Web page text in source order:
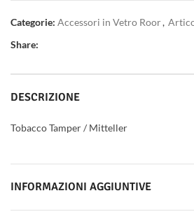
Categorie: Accessori in Vetro Roor,
Share:
DESCRIZIONE
Tobacco Tamper / Mitteller
INFORMAZIONI AGGIUNTIVE